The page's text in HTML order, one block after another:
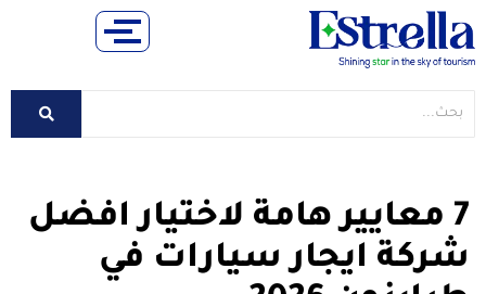
7 معايير هامة لاختيار افضل
شركة ايجار سيارات في